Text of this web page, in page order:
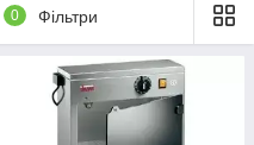
0 Фільтри